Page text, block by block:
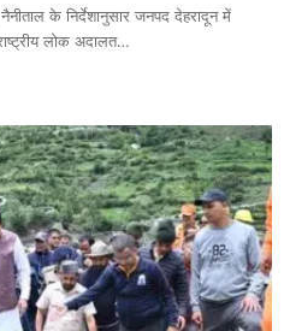
के निर्देशानुसार जनपद देहरादून में
लोक अदालत…